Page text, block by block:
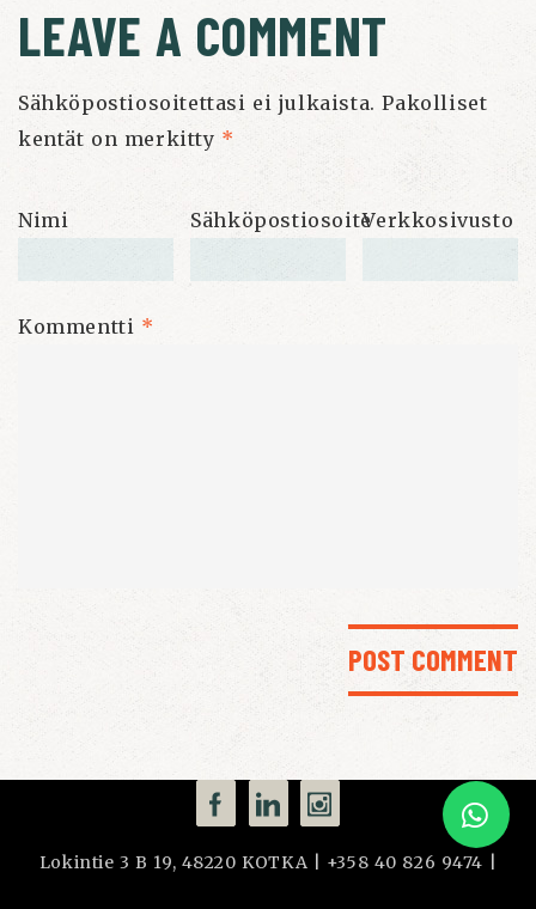
LEAVE A COMMENT
Sähköpostiosoitettasi ei julkaista. Pakolliset
kentät on merkitty *
Nimi SähköpostiosoiteVerkkosivusto
Kommentti *
Lokintie 3 B 19, 48220 KOTKA | +358 40 826 9474 |